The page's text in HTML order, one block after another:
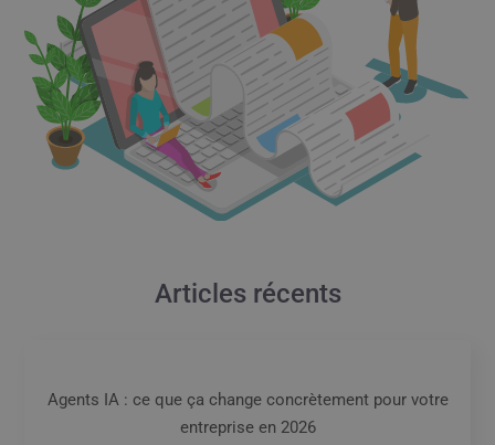
Articles récents
Agents IA : ce que ça change concrètement pour votre
entreprise en 2026